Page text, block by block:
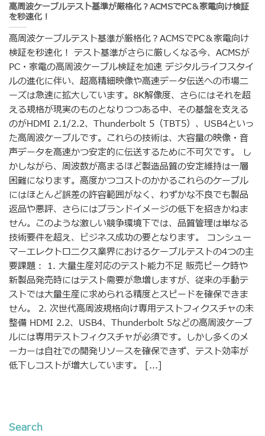
高周波ケーブルテスト基準が厳格化？ACMSでPC＆家電向け検証
を秒速化！
高周波ケーブルテスト基準が厳格化？ACMSでPC＆家電向け
検証を秒速化！ テスト基準がさらに厳しくなる今、ACMSが
PC・家電の高周波ケーブル検証を加速 デジタルライフスタイ
ルの進化に伴い、超高精細映像や高速データ伝送への市場ニ
ーズは急速に拡大しています。8K解像度、さらにはそれを超
える規格が現実のものとなりつつある中、その基盤を支える
のがHDMI 2.1/2.2、Thunderbolt 5（TBT5）、USB4といっ
た高周波ケーブルです。これらの技術は、大容量の映像・音
声データを高速かつ安定的に伝送するために不可欠です。 し
かしながら、周波数が高まるほど製造品質の安定維持は一層
困難になります。高度かつコストのかかるこれらのケーブル
にはほとんど誤差の許容範囲がなく、わずかな不良でも製品
返品や悪評、さらにはブランドイメージの低下を招きかねま
せん。このような激しい競争環境下では、品質管理は単なる
技術要件を超え、ビジネス成功の要となります。 コンシュー
マーエレクトロニクス業界におけるケーブルテストの4つの主
要課題： 1. 大量生産対応のテスト能力不足 販売ピーク時や
新製品発売時にはテスト需要が急増しますが、従来の手動テ
ストでは大量生産に求められる精度とスピードを確保できま
せん。 2. 次世代高周波規格向け専用テストフィクスチャの未
整備 HDMI 2.2、USB4、Thunderbolt 5などの高周波ケーブ
ルには専用テストフィクスチャが必須です。しかし多くのメ
ーカーは自社での開発リソースを確保できず、テスト効率が
低下しコストが増大しています。 [...]
Search